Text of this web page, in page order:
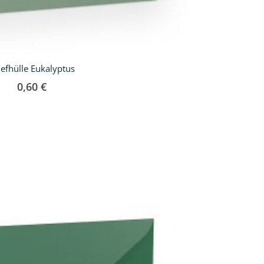
Eukalyptus
0,60 €